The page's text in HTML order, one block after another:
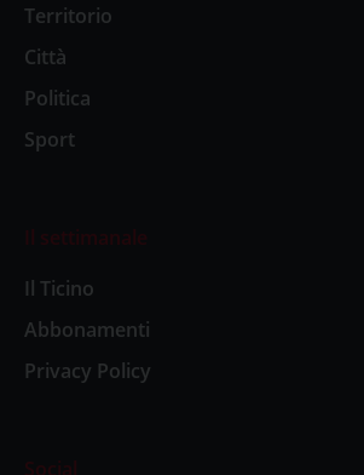
Territorio
Città
Politica
Sport
Il settimanale
Il Ticino
Abbonamenti
Privacy Policy
Social